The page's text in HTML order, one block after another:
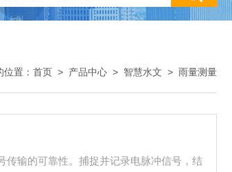
位置： 首页 > 产品中心 > 智慧水文 > 雨量测量
传输的可靠性。捕捉并记录电脉冲信号，结